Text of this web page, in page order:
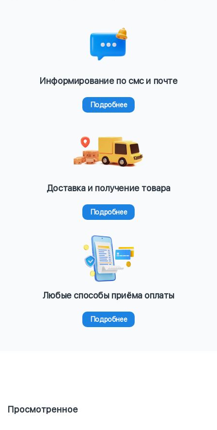
Информирование по смс и почте
Подробнее
Доставка и получение товара
Подробнее
Любые способы приёма оплаты
Подробнее
Просмотренное